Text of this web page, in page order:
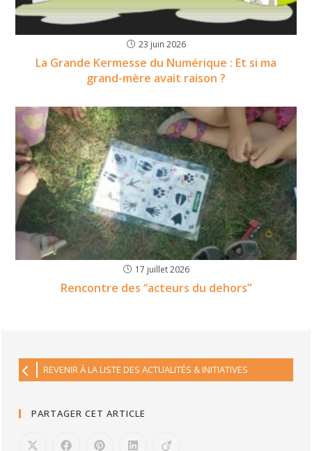
23 juin 2026
La Grande Kermesse du Numérique : Et si ma
grand-mère avait raison ?
17 juillet 2026
Rencontre des “acteurs du dehors”
REVENIR À LA LISTE DES ACTUALITÉS & INITIATIVES
PARTAGER CET ARTICLE